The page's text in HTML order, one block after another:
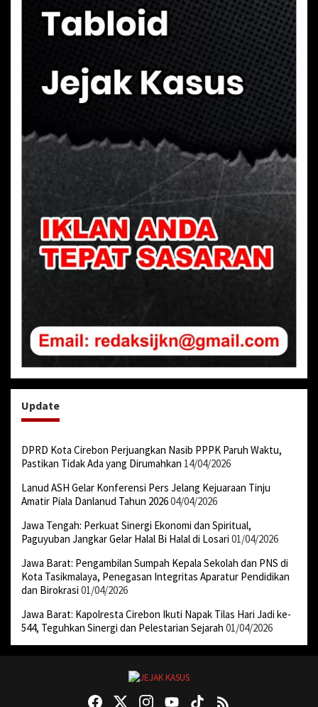
Update
DPRD Kota Cirebon Perjuangkan Nasib PPPK Paruh Waktu,
Pastikan Tidak Ada yang Dirumahkan 14/04/2026
Lanud ASH Gelar Konferensi Pers Jelang Kejuaraan Tinju
Amatir Piala Danlanud Tahun 202604/04/2026
Jawa Tengah: Perkuat Sinergi Ekonomi dan Spiritual,
Paguyuban Jangkar Gelar Halal Bi Halal di Losari 01/04/2026
Jawa Barat: Pengambilan Sumpah Kepala Sekolah dan PNS di
Kota Tasikmalaya, Penegasan Integritas Aparatur Pendidikan
dan Birokrasi 01/04/2026
Jawa Barat: Kapolresta Cirebon Ikuti Napak Tilas Hari Jadi ke-
544, Teguhkan Sinergi dan Pelestarian Sejarah 01/04/2026